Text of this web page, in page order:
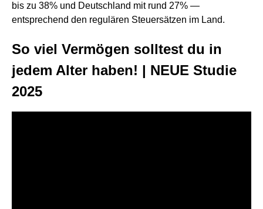
bis zu 38% und Deutschland mit rund 27% —
entsprechend den regulären Steuersätzen im Land.
So viel Vermögen solltest du in
jedem Alter haben! | NEUE Studie
2025